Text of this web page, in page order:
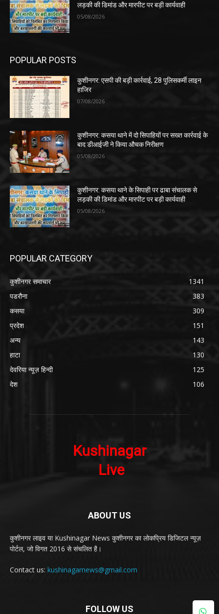
लड़की की डिमांड और मारपीट पर बड़ी कार्यवाही
05/08/2026
POPULAR POSTS
कुशीनगर: एसपी की बड़ी कार्रवाई, 28 पुलिसकर्मी लाइन
हाजिर
07/08/2026
कुशीनगर: कसया थाने में दो सिपाहियों पर सख्त कार्रवाई के
बाद डीआईजी ने किया औचक निरीक्षण
05/08/2026
कुशीनगर: कसया थाने के सिपाही पर ढाबा संचालक से
लड़की की डिमांड और मारपीट पर बड़ी कार्यवाही
05/08/2026
POPULAR CATEGORY
कुशीनगर समाचार
1341
पडरौना
383
कसया
309
प्रदेश
151
अन्य
143
हाटा
130
देवरिया न्यूज़ हिन्दी
125
देश
106
ABOUT US
कुशीनगर लाइव या Kushinagar News कुशीनगर का लोकप्रिय डिजिटल न्यूज़
पोर्टल, जो विगत 2016 से संचलित है।
Contact us: kushinagarnews@gmail.com
FOLLOW US